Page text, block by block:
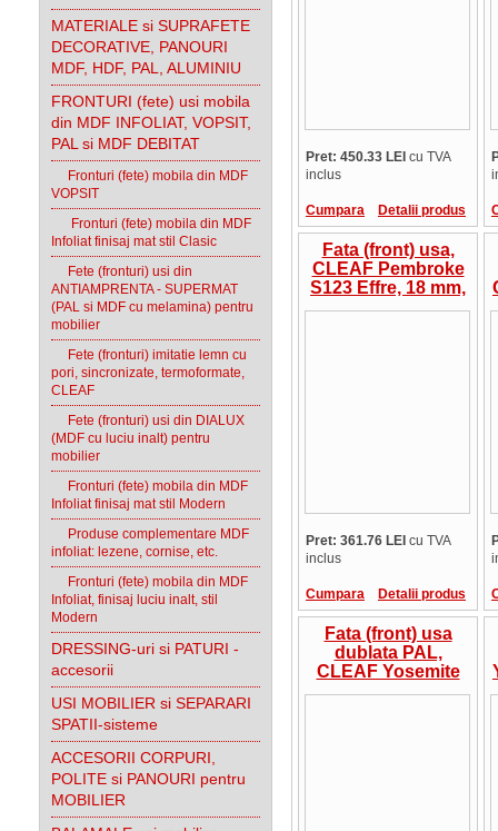
MATERIALE si SUPRAFETE
DECORATIVE, PANOURI
MDF, HDF, PAL, ALUMINIU
FRONTURI (fete) usi mobila
din MDF INFOLIAT, VOPSIT,
PAL si MDF DEBITAT
Fronturi (fete) mobila din MDF
VOPSIT
Fronturi (fete) mobila din MDF
Infoliat finisaj mat stil Clasic
Fete (fronturi) usi din
ANTIAMPRENTA - SUPERMAT
(PAL si MDF cu melamina) pentru
mobilier
Fete (fronturi) imitatie lemn cu
pori, sincronizate, termoformate,
CLEAF
Fete (fronturi) usi din DIALUX
(MDF cu luciu inalt) pentru
mobilier
Fronturi (fete) mobila din MDF
Infoliat finisaj mat stil Modern
Produse complementare MDF
infoliat: lezene, cornise, etc.
Fronturi (fete) mobila din MDF
Infoliat, finisaj luciu inalt, stil
Modern
DRESSING-uri si PATURI -
accesorii
USI MOBILIER si SEPARARI
SPATII-sisteme
ACCESORII CORPURI,
POLITE si PANOURI pentru
MOBILIER
Pret: 450.33 LEI cu TVA
inclus
Cumpara Detalii produs
Fata (front) usa,
CLEAF Pembroke
S123 Effre, 18 mm,
cant ABS la
Pret: 361.76 LEI cu TVA
inclus
Cumpara Detalii produs
Fata (front) usa
dublata PAL,
CLEAF Yosemite
S013, Old Jack, 36